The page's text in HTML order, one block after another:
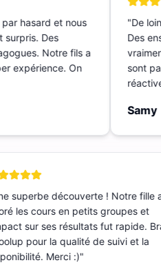
par hasard et nous
surpris. Des
Notre fils a
expérience. On
"De
Des
sont
Samy
superbe découverte ! Notre fille a
les cours en petits groupes et
sur ses résultats fut rapide.
pour la qualité de suivi et la
Merci :) "